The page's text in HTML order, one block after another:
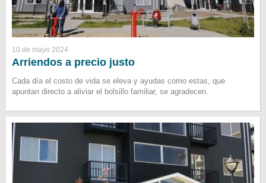
10 de mayo 2024
Arriendos a precio justo
Cada día el costo de vida se eleva y ayudas como estas, que
apuntan directo a aliviar el bolsillo familiar, se agradecen.